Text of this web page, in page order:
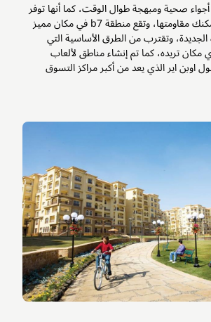
صحية ومبهجة طوال الوقت، كما أنها توفر
إطلالات لوحدتك لا يمكنك مقاومتها، وتقع منطقة b7 في مكان مميز
الجديدة، وتقترب من الطرق الأساسية التي
تريده، كما تم إنشاء مناطق لألعاب
اوبن اير الذي يعد من أكبر مراكز التسوق